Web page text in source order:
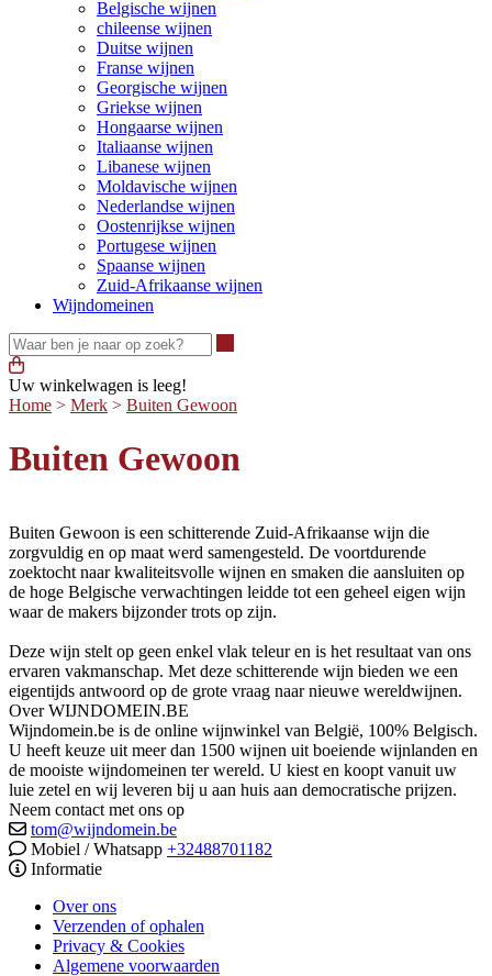
Belgische wijnen
chileense wijnen
Duitse wijnen
Franse wijnen
Georgische wijnen
Griekse wijnen
Hongaarse wijnen
Italiaanse wijnen
Libanese wijnen
Moldavische wijnen
Nederlandse wijnen
Oostenrijkse wijnen
Portugese wijnen
Spaanse wijnen
Zuid-Afrikaanse wijnen
Wijndomeinen
Uw winkelwagen is leeg!
Home > Merk > Buiten Gewoon
Buiten Gewoon
Buiten Gewoon is een schitterende Zuid-Afrikaanse wijn die
zorgvuldig en op maat werd samengesteld. De voortdurende
zoektocht naar kwaliteitsvolle wijnen en smaken die aansluiten op
de hoge Belgische verwachtingen leidde tot een geheel eigen wijn
waar de makers bijzonder trots op zijn.
Deze wijn stelt op geen enkel vlak teleur en is het resultaat van ons
ervaren vakmanschap. Met deze schitterende wijn bieden we een
eigentijds antwoord op de grote vraag naar nieuwe wereldwijnen.
Over WIJNDOMEIN.BE
Wijndomein.be is de online wijnwinkel van België, 100% Belgisch.
U heeft keuze uit meer dan 1500 wijnen uit boeiende wijnlanden en
de mooiste wijndomeinen ter wereld. U kiest en koopt vanuit uw
luie zetel en wij leveren bij u aan huis aan democratische prijzen.
Neem contact met ons op
tom@wijndomein.be
Mobiel / Whatsapp +32488701182
Informatie
Over ons
Verzenden of ophalen
Privacy & Cookies
Algemene voorwaarden